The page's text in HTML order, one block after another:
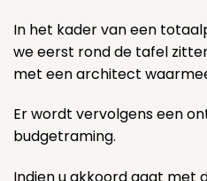
In het kader van een
we eerst rond de tafel
met een architect
Er wordt vervolgens een
budgetraming.